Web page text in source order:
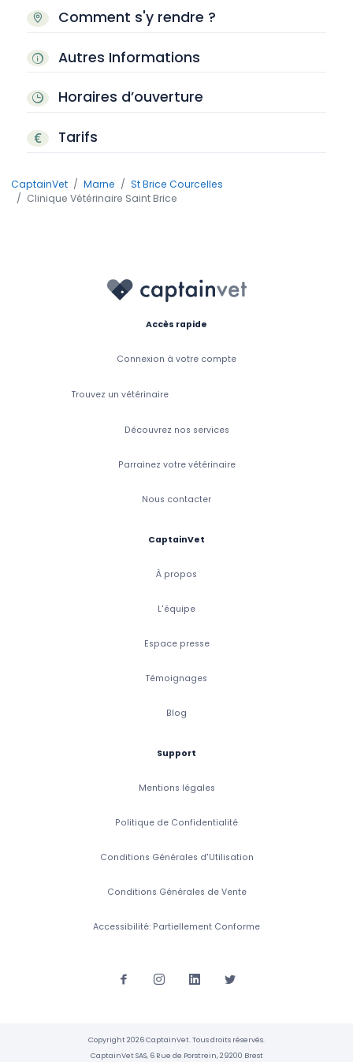
Comment s'y rendre ?
Autres Informations
Horaires d’ouverture
Tarifs
CaptainVet Marne
St Brice Courcelles
Clinique Vétérinaire Saint Brice
Accès rapide
Connexion à votre compte
Trouvez un vétérinaire
Découvrez nos services
Parrainez votre vétérinaire
Nous contacter
CaptainVet
À propos
L'équipe
Espace presse
Témoignages
Blog
Support
Mentions légales
Politique de Confidentialité
Conditions Générales d'Utilisation
Conditions Générales de Vente
Accessibilité: Partiellement Conforme
Copyright 2026 CaptainVet. Tous droits réservés.
CaptainVet SAS, 6 Rue de Porstrein, 29200 Brest